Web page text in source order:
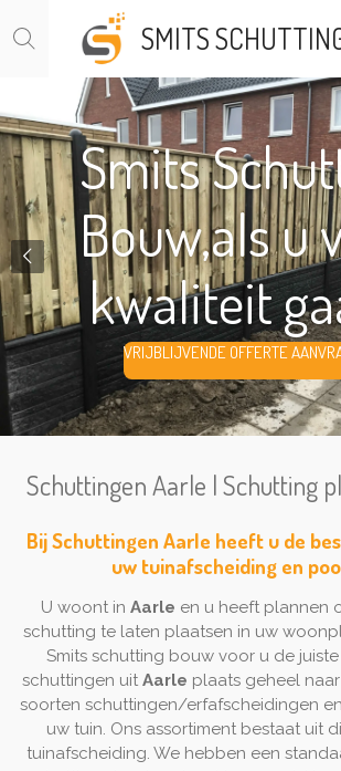
direct
hoofdinhoud
SMITS
Smits
Bouw,als u
kwaliteit
VRIJBLIJVENDE OFFERTE
Schuttingen Aarle | Schutting
Bij Schuttingen Aarle heeft u de
uw tuinafscheiding en
U woont in Aarle en u heeft plannen
schutting te laten plaatsen in uw
Smits schutting bouw voor u de juiste
schuttingen uit Aarle plaats geheel
soorten schuttingen/erfafscheidingen
uw tuin. Ons assortiment bestaat uit
tuinafscheiding. We hebben een